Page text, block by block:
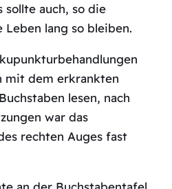
sollte auch, so die
Leben lang so bleiben.
mit dem erkrankten
lesen, nach
war das
rechten Auges fast